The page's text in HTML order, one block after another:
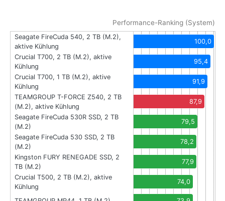
Performance-Ranking (System)
Seagate FireCuda 540, 2 TB (M.2),
aktive Kühlung
100,0
Crucial T700, 2 TB (M.2), aktive
Kühlung
95,4
Crucial T700, 1 TB (M.2), aktive
Kühlung
91,9
TEAMGROUP T-FORCE Z540, 2 TB
(M.2), aktive Kühlung
87,9
Seagate FireCuda 530R SSD, 2 TB
(M.2)
79,5
Seagate FireCuda 530 SSD, 2 TB
(M.2)
78,2
Kingston FURY RENEGADE SSD, 2
TB (M.2)
77,9
Crucial T500, 2 TB (M.2), aktive
Kühlung
74,0